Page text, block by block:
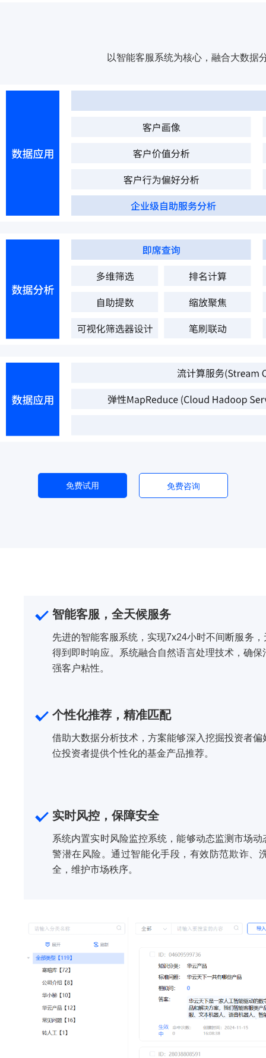
以智能客服系统为核心，融合大数据
免费试用 免费咨询
智能客服，全天候服务
先进的智能客服系统，实现7x24小时不间断服务
得到即时响应。系统融合自然语言处理技术，确
强客户粘性。
个性化推荐，精准匹配
借助大数据分析技术，方案能够深入挖掘投资者
位投资者提供个性化的基金产品推荐。
实时风控，保障安全
系统内置实时风险监控系统，能够动态监测市场
警潜在风险。通过智能化手段，有效防范欺诈、
全，维护市场秩序。